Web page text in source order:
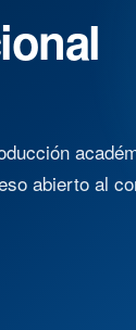
abierto al